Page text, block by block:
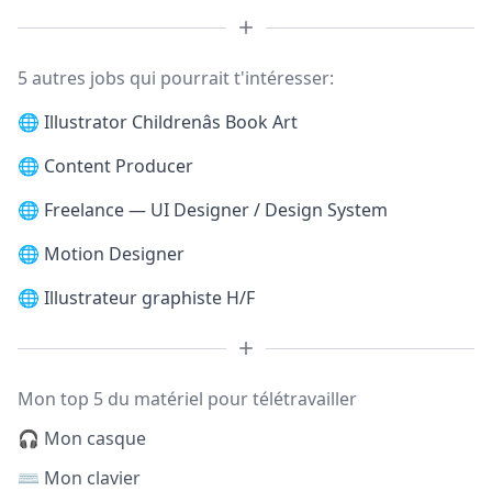
5 autres jobs qui pourrait t'intéresser:
🌐 Illustrator Childrenâs Book Art
🌐 Content Producer
🌐 Freelance — UI Designer / Design System
🌐 Motion Designer
🌐 Illustrateur graphiste H/F
Mon top 5 du matériel pour télétravailler
🎧 Mon casque
⌨️ Mon clavier